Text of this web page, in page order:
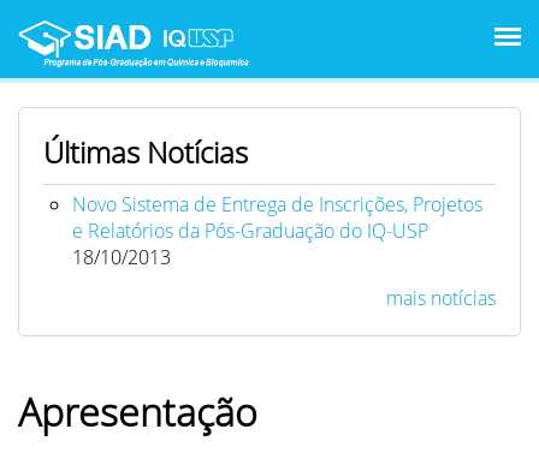
Últimas Notícias
Novo Sistema de Entrega de Inscrições, Projetos
e Relatórios da Pós-Graduação do IQ-USP
18/10/2013
mais notícias
Apresentação